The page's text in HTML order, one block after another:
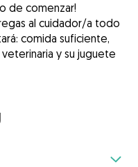
de comenzar!
al cuidador/a todo
comida suficiente,
y su juguete